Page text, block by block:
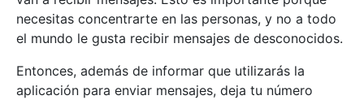
necesitas concentrarte en las personas, y no a todo
el mundo le gusta recibir mensajes de desconocidos.
Entonces, además de informar que utilizarás la
aplicación para enviar mensajes, deja tu número